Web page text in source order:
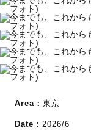
Area： 東京
Date： 2026/6